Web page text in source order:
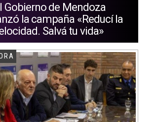
Gobierno de Mendoza
la campaña «Reducí la
Salvá tu vida»